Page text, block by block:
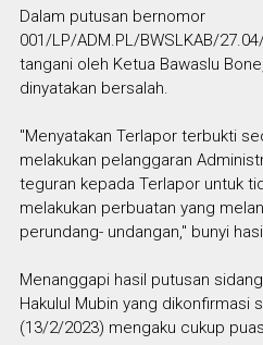
Dalam putusan bernomor
001/LP/ADM.PL/BWSLKAB/
tangani oleh Ketua Bawaslu
dinyatakan bersalah.
"Menyatakan Terlapor terbukti
melakukan pelanggaran
teguran kepada Terlapor untuk
melakukan perbuatan yang
perundang- undangan," bunyi
Menanggapi hasil putusan
Hakulul Mubin yang dikonfirmasi
(13/2/2023) mengaku cukup